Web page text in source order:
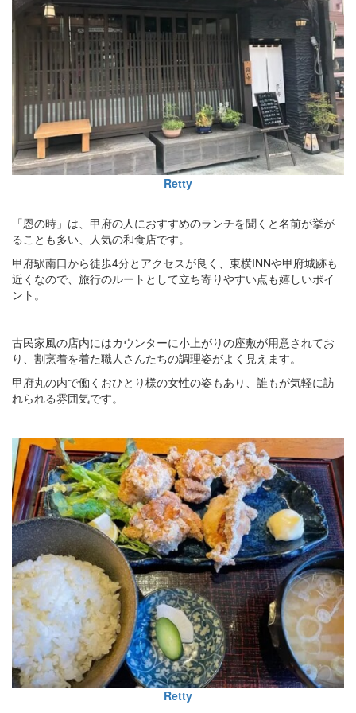
Retty
「恩の時」は、甲府の人におすすめのランチを聞くと名前が挙が
ることも多い、人気の和食店です。
甲府駅南口から徒歩4分とアクセスが良く、東横INNや甲府城跡も
近くなので、旅行のルートとして立ち寄りやすい点も嬉しいポイ
ント。
古民家風の店内にはカウンターに小上がりの座敷が用意されてお
り、割烹着を着た職人さんたちの調理姿がよく見えます。
甲府丸の内で働くおひとり様の女性の姿もあり、誰もが気軽に訪
れられる雰囲気です。
Retty